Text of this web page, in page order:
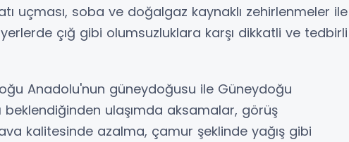
uçması, soba ve doğalgaz kaynaklı zehirlenmeler ile
çığ gibi olumsuzluklara karşı dikkatli ve tedbirli
Doğu Anadolu'nun güneydoğusu ile Güneydoğu
beklendiğinden ulaşımda aksamalar, görüş
kalitesinde azalma, çamur şeklinde yağış gibi